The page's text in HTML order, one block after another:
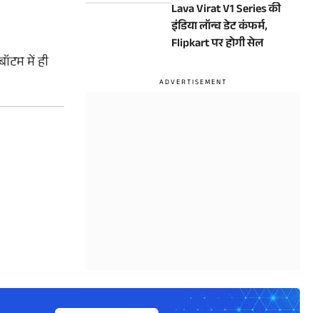
में ही
और क्या बदला
Lava Virat V1 Series की
इंडिया लॉन्च डेट कंफर्म,
Flipkart पर होगी सेल